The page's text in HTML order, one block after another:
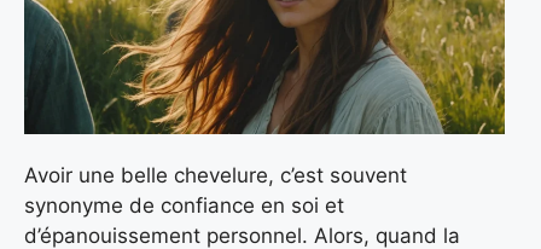
Avoir une belle chevelure, c’est souvent
synonyme de confiance en soi et
d’épanouissement personnel. Alors, quand la